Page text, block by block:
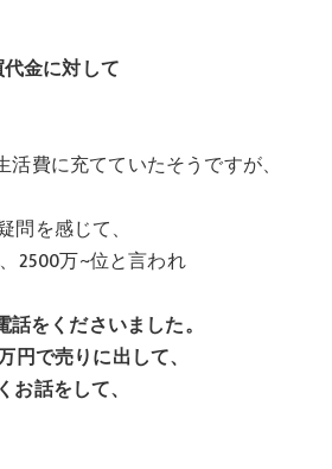
金に対して
費に充てていたそうですが、
を感じて、
2500万~位と言われ
をくださいました。
で売りに出して、
話をして、